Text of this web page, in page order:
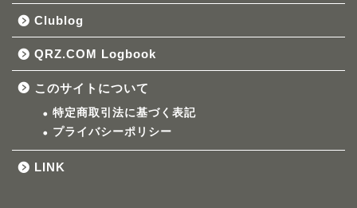
Clublog
QRZ.COM Logbook
このサイトについて
特定商取引法に基づく表記
プライバシーポリシー
LINK